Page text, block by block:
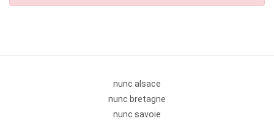
nunc alsace
nunc bretagne
nunc savoie